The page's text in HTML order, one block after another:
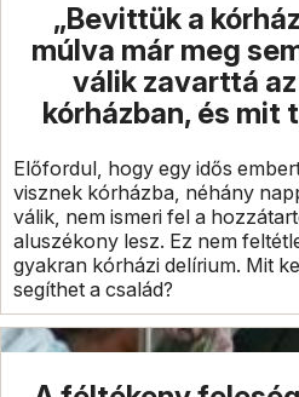
„Bevittük a
múlva már meg
válik zavarttá
kórházban, és mit
Előfordul, hogy egy idős
visznek kórházba, néhány
válik, nem ismeri fel a
aluszékony lesz. Ez nem
gyakran kórházi delírium. Mit
segíthet a család?